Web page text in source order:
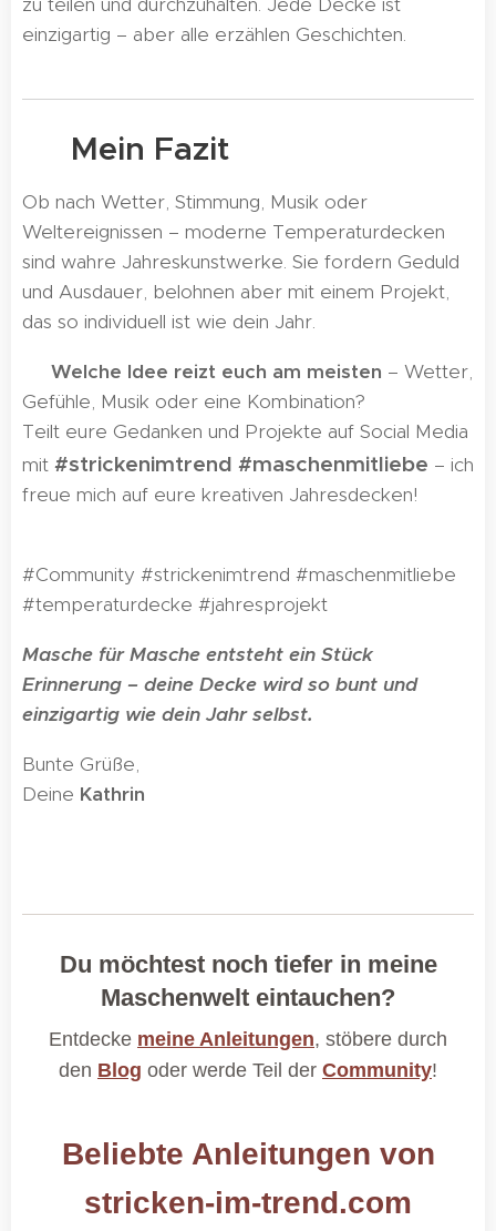
einzigartig – aber alle erzählen Geschichten.
🎨 Mein Fazit
Ob nach Wetter, Stimmung, Musik oder
Weltereignissen – moderne Temperaturdecken
sind wahre Jahreskunstwerke. Sie fordern Geduld
und Ausdauer, belohnen aber mit einem Projekt,
das so individuell ist wie dein Jahr.
Welche Idee reizt euch am meisten – Wetter,
Gefühle, Musik oder eine Kombination? 🤔
Teilt eure Gedanken und Projekte auf Social Media
mit #strickenimtrend #maschenmitliebe – ich
freue mich auf eure kreativen Jahresdecken!
#Community #strickenimtrend #maschenmitliebe
#temperaturdecke #jahresprojekt
Masche für Masche entsteht ein Stück
Erinnerung – deine Decke wird so bunt und
einzigartig wie dein Jahr selbst.
Bunte Grüße,
Deine Kathrin
Du möchtest noch tiefer in meine
Maschenwelt eintauchen?
Entdecke meine Anleitungen, stöbere durch
den Blog oder werde Teil der Community!
Beliebte Anleitungen von
stricken-im-trend.com